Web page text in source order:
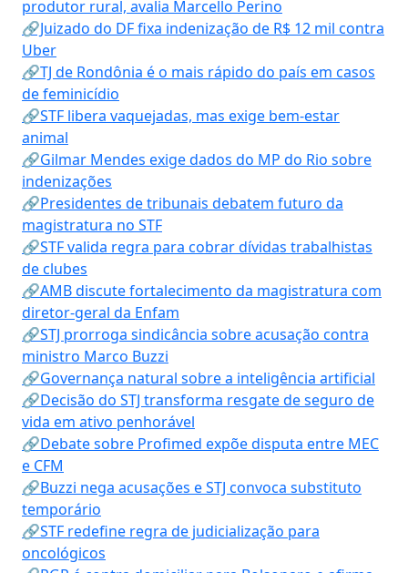
produtor rural, avalia Marcello Perino
🔗Juizado do DF fixa indenização de R$ 12 mil contra
Uber
🔗TJ de Rondônia é o mais rápido do país em casos
de feminicídio
🔗STF libera vaquejadas, mas exige bem-estar
animal
🔗Gilmar Mendes exige dados do MP do Rio sobre
indenizações
🔗Presidentes de tribunais debatem futuro da
magistratura no STF
🔗STF valida regra para cobrar dívidas trabalhistas
de clubes
🔗AMB discute fortalecimento da magistratura com
diretor-geral da Enfam
🔗STJ prorroga sindicância sobre acusação contra
ministro Marco Buzzi
🔗Governança natural sobre a inteligência artificial
🔗Decisão do STJ transforma resgate de seguro de
vida em ativo penhorável
🔗Debate sobre Profimed expõe disputa entre MEC
e CFM
🔗Buzzi nega acusações e STJ convoca substituto
temporário
🔗STF redefine regra de judicialização para
oncológicos